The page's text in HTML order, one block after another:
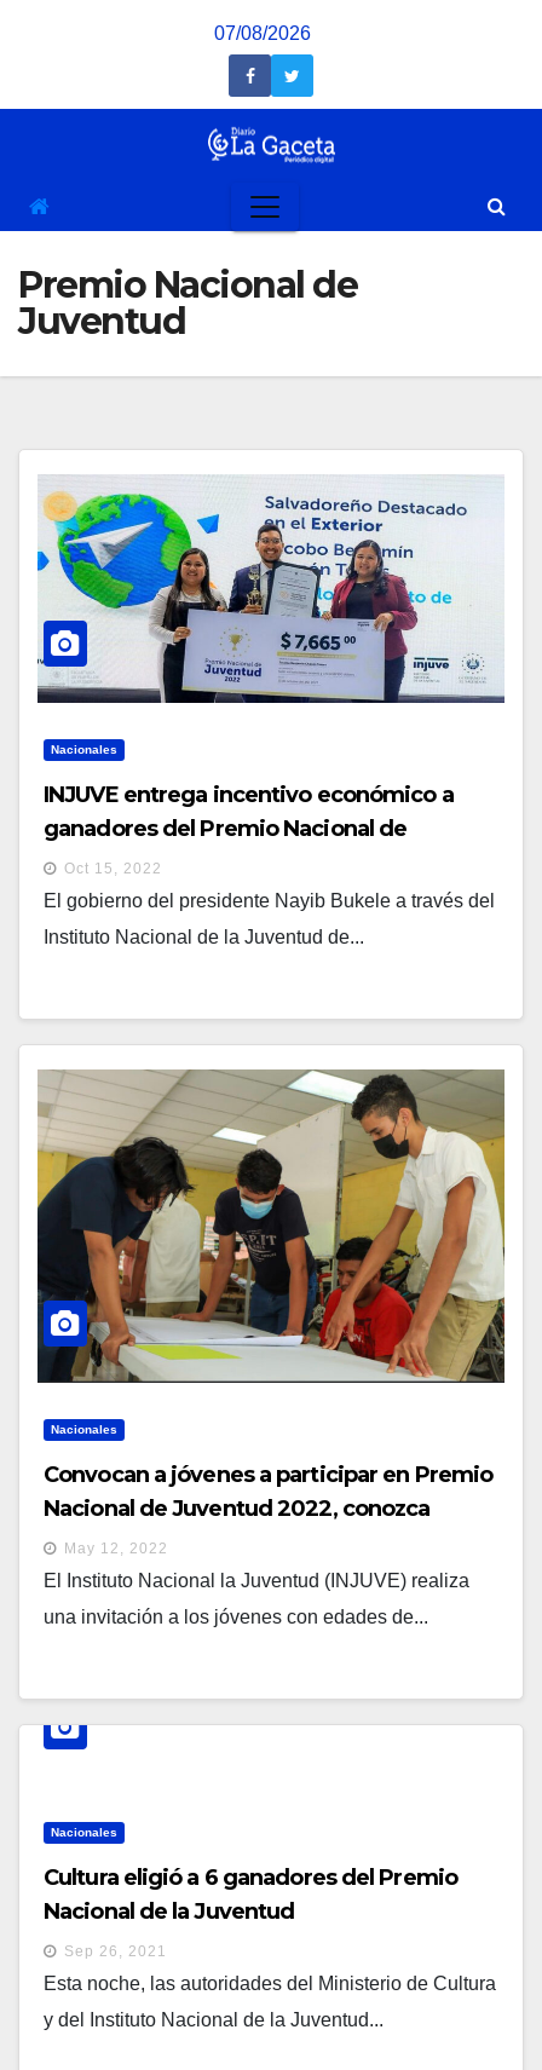
07/08/2026
Premio Nacional de
Juventud
Nacionales
INJUVE entrega incentivo económico a
ganadores del Premio Nacional de
Juventud 2022
Oct 15, 2022
El gobierno del presidente Nayib Bukele a través del
Instituto Nacional de la Juventud de...
Nacionales
Convocan a jóvenes a participar en Premio
Nacional de Juventud 2022, conozca
pormenores sobre la inscripción
May 12, 2022
El Instituto Nacional la Juventud (INJUVE) realiza
una invitación a los jóvenes con edades de...
Nacionales
Cultura eligió a 6 ganadores del Premio
Nacional de la Juventud
Sep 26, 2021
Esta noche, las autoridades del Ministerio de Cultura
y del Instituto Nacional de la Juventud...